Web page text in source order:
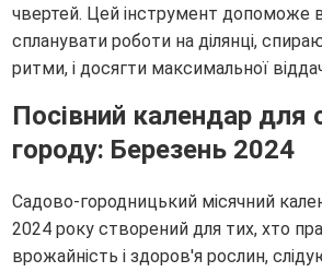
чвертей. Цей інструмент допоможе
спланувати роботи на ділянці,
ритми, і досягти максимальної
Посівний календар для
городу: Березень 2024
Садово-городницький місячний
2024 року створений для тих, хто
врожайність і здоров'я рослин,